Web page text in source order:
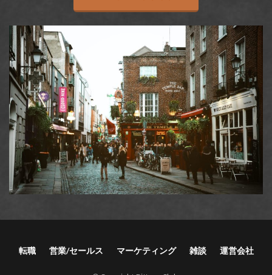
転職 営業/セールス マーケティング 雑談 運営会社